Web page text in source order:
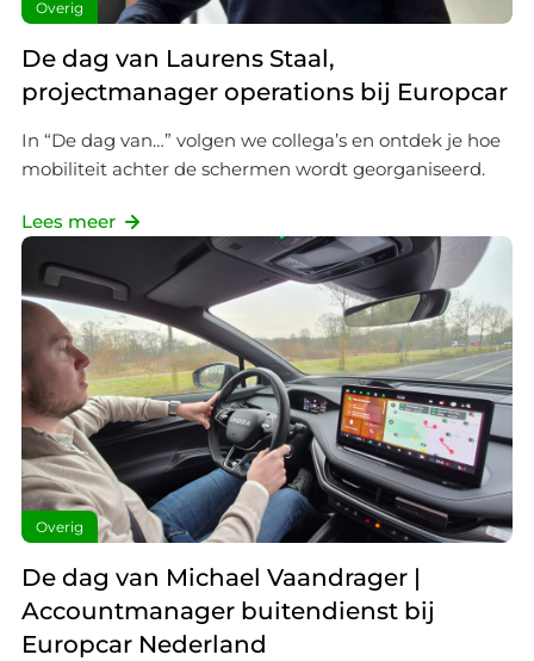
kunnen maken. We delen deze informatie ook met onze
partners voor social media, advertenties en analyse. Zij
kunnen dit combineren met gegevens die je al met hen
hebt gedeeld. Zo sluit alles optimaal aan op jouw
voorkeuren. Bekijk voor meer details ons cookie-beleid.
kunnen ontvangen en verwerken.
Overig
De dag van Laurens Staal,
projectmanager operations bij Europcar
In “De dag van…” volgen we collega’s en ontdek je hoe
mobiliteit achter de schermen wordt georganiseerd.
Lees meer
Overig
De dag van Michael Vaandrager |
Accountmanager buitendienst bij
Europcar Nederland